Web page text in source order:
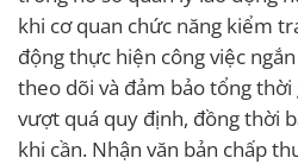
khi cơ quan chức năng kiểm
động thực hiện công việc
theo dõi và đảm bảo tổng
vượt quá quy định, đồng thời
khi cần. Nhận văn bản chấp